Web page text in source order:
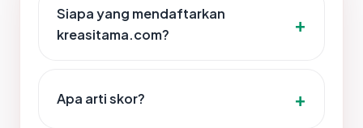
Siapa yang mendaftarkan
kreasitama.com?
Apa arti skor?